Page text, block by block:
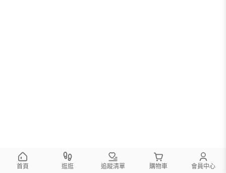
首頁 逛逛 追蹤清單 購物車 會員中心